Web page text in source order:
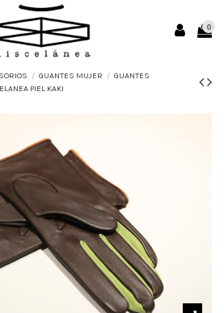
0
GUANTES MUJER
GUANTES
PIEL KAKI